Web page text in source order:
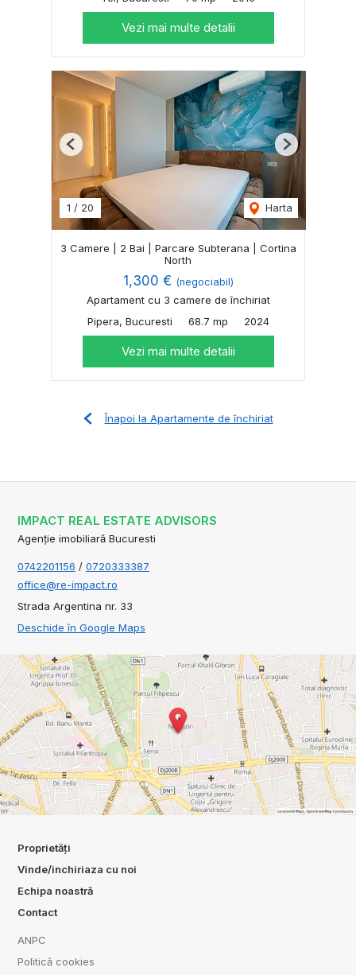
Vezi mai multe detalii
1 / 20 Harta
Previous Next
3 Camere | 2 Bai | Parcare Subterana | Cortina
North
1,300 € (negociabil)
Apartament cu 3 camere de închiriat
Pipera, Bucuresti
68.7 mp 2024
Vezi mai multe detalii
Înapoi la Apartamente de închiriat
IMPACT REAL ESTATE ADVISORS
Agenție imobiliară Bucuresti
0742201156 / 0720333387
office@re-impact.ro
Strada Argentina nr. 33
Deschide în Google Maps
Proprietăți
Vinde/inchiriaza cu noi
Echipa noastră
Contact
ANPC
Politică cookies